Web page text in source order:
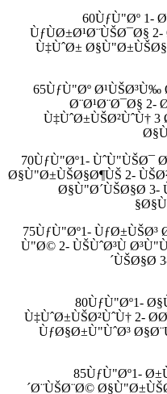
60ÙƒÙ"Øº 1-
ÙƒÙØ±Ø¹Ø¨ÙŠØ¯Ø§
Ù‡ÙˆØ±
65ÙƒÙ"Øº Ø¹ÙŠØ³Ù‰
Ø¨Ø¹Ø¨Ø¯Ø§ 2-
Ù‡ÙˆØ±ÙŠØ²ÙˆÙ†
70ÙƒÙ"Øº1- ÙˆÙ"ÙŠØ¯
Ø§Ù"Ø±ÙŠØ§Ø¶ÙŠ 2-
Ø§Ù"Ø´ÙŠØ§Ø­
75ÙƒÙ"Øº1-
Ù"Ø© 2- ÙŠÙˆØ³Ù
´ÙŠØ§Ø­
80ÙƒÙ"Øº1-
Ù‡ÙˆØ±ÙŠØ²ÙˆÙ† 2-
ÙƒØ§Ø±Ù"ÙˆØ³
85ÙƒÙ"Øº1-
´Ø¨ÙŠØ¨Ø©